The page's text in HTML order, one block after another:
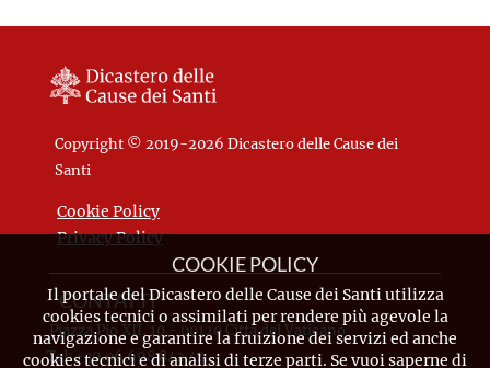
Copyright © 2019-2026 Dicastero delle Cause dei
Santi
Cookie Policy
Privacy Policy
CONTATTI
Piazza Pio XII, 10 - 00120 Città del Vaticano
Tel. +39.06.698.842.44
COOKIE POLICY
Il portale del Dicastero delle Cause dei Santi utilizza
cookies tecnici o assimilati per rendere più agevole la
navigazione e garantire la fruizione dei servizi ed anche
cookies tecnici e di analisi di terze parti. Se vuoi saperne di